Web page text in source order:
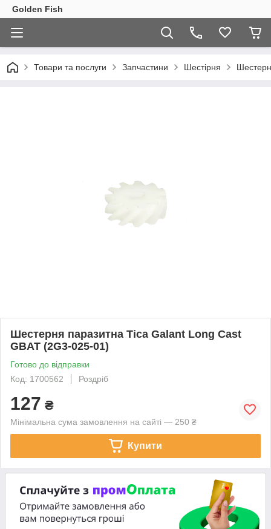
Golden Fish
Товари та послуги Запчастини Шестірня
Шестерня паразитна Tica Galant Long Cast
GBAT (2G3-025-01)
Готово до відправки
Код: 1700562
Роздріб
127 ₴
Мінімальна сума замовлення на сайті — 250 ₴
Купити